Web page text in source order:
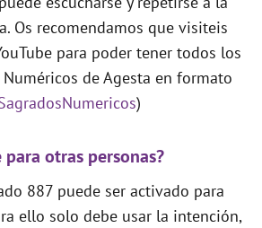
Os recomendamos que visiteis
para poder tener todos los
de Agesta en formato
)
para otras personas?
887 puede ser activado para
ello solo debe usar la intención,